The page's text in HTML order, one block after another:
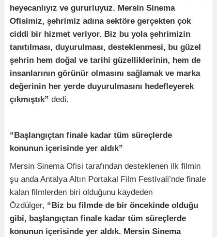
heyecanlıyız ve gururluyuz. Mersin Sinema
Ofisimiz, şehrimiz adına sektöre gerçekten çok
ciddi bir hizmet veriyor. Biz bu yola şehrimizin
tanıtılması, duyurulması, desteklenmesi, bu güzel
şehrin hem doğal ve tarihi güzelliklerinin, hem de
insanlarının görünür olmasını sağlamak ve marka
değerinin her yerde duyurulmasını hedefleyerek
çıkmıştık” dedi.
“Başlangıçtan finale kadar tüm süreçlerde
konunun içerisinde yer aldık”
Mersin Sinema Ofisi tarafından desteklenen ilk filmin
şu anda Antalya Altın Portakal Film Festivali’nde finale
kalan filmlerden biri olduğunu kaydeden
Özdülger, “Biz bu filmde de bir öncekinde olduğu
gibi, başlangıçtan finale kadar tüm süreçlerde
konunun içerisinde yer aldık. Mersin Sinema